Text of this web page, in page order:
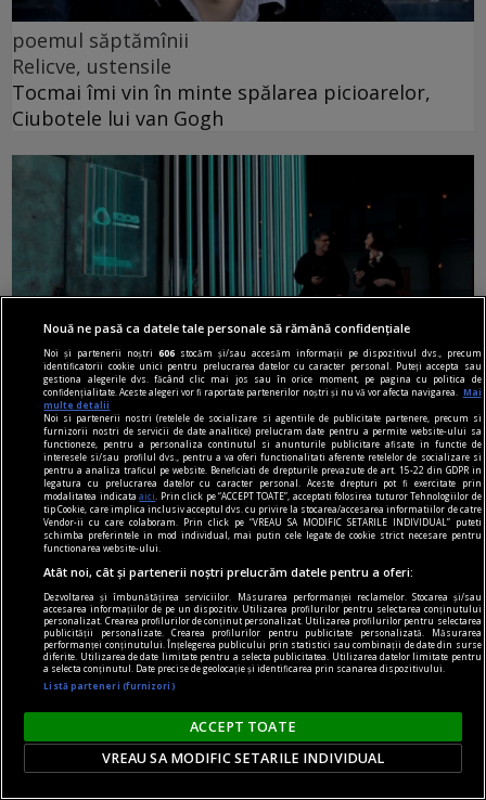
poemul săptămînii
Relicve, ustensile
Tocmai îmi vin în minte spălarea picioarelor,
Ciubotele lui van Gogh
material susținut de iqos
Omid Ghannadi, creatorul instalației IQOS x
DIPLOMA: Apreciez că sînt companii care se
implică atît de vizibil în sprijinul comunității
El este omul din spatele instalației imersive IQOS
proiectată special pentru ediția de anul acesta a
festivalului DIPLOMA.
Parteneri
Nouă ne pasă ca datele tale personale să rămână confidențiale
Noi și partenerii noștri606 stocăm și/sau accesăm informații pe dispozitivul dvs., precum
identificatorii cookie unici pentru prelucrarea datelor cu caracter personal. Puteți accepta sau
gestiona alegerile dvs. făcând clic mai jos sau în orice moment, pe pagina cu politica de
confidențialitate. Aceste alegeri vor fi raportate partenerilor noștri și nu vă vor afecta navigarea.
Mai
multe detalii
Noi si partenerii nostri (retelele de socializare si agentiile de publicitate partenere, precum si
furnizorii nostri de servicii de date analitice) prelucram date pentru a permite website-ului sa
functioneze, pentru a personaliza continutul si anunturile publicitare afisate in functie de
interesele si/sau profilul dvs., pentru a va oferi functionalitati aferente retelelor de socializare si
pentru a analiza traficul pe website. Beneficiati de drepturile prevazute de art. 15-22 din GDPR in
legatura cu prelucrarea datelor cu caracter personal. Aceste drepturi pot fi exercitate prin
modalitatea indicataaici
. Prin click pe “ACCEPT TOATE”, acceptati folosirea tuturor Tehnologiilor de
tip Cookie, care implica inclusiv acceptul dvs. cu privire la stocarea/accesarea informatiilor de catre
Vendor-ii cu care colaboram. Prin click pe “VREAU SA MODIFIC SETARILE INDIVIDUAL” puteti
schimba preferintele in mod individual, mai putin cele legate de cookie strict necesare pentru
functionarea website-ului.
Atât noi, cât și partenerii noștri prelucrăm datele pentru a oferi:
Dezvoltarea și îmbunătățirea serviciilor. Măsurarea performanței reclamelor. Stocarea și/sau
accesarea informațiilor de pe un dispozitiv. Utilizarea profilurilor pentru selectarea conținutului
personalizat. Crearea profilurilor de conținut personalizat. Utilizarea profilurilor pentru selectarea
publicității personalizate. Crearea profilurilor pentru publicitate personalizată. Măsurarea
performanței conținutului. Înțelegerea publicului prin statistici sau combinații de date din surse
diferite. Utilizarea de date limitate pentru a selecta publicitatea. Utilizarea datelor limitate pentru
a selecta conținutul. Date precise de geolocație și identificarea prin scanarea dispozitivului.
Listă parteneri (furnizori)
ACCEPT TOATE
VREAU SA MODIFIC SETARILE INDIVIDUAL